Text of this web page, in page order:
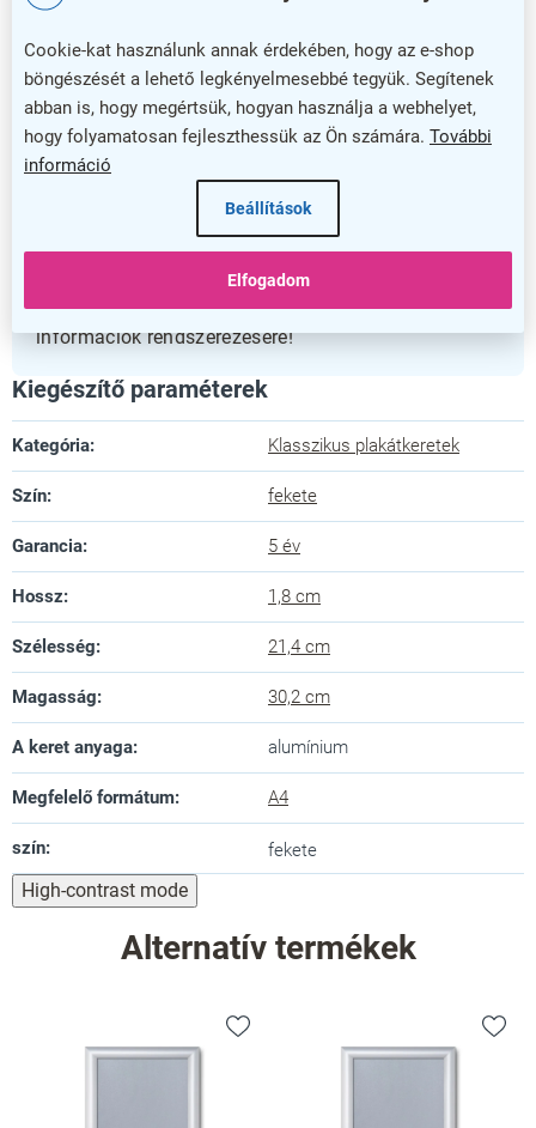
Cookie-kat használunk annak érdekében, hogy az e-shop
böngészését a lehető legkényelmesebbé tegyük. Segítenek
abban is, hogy megértsük, hogyan használja a webhelyet,
hogy folyamatosan fejleszthessük az Ön számára. További
információ
Beállítások
Elfogadom
minimalizálva a sérülésveszélyt.
Megbízható választás hosszú évekre
Az 5 év garancia garantálja, hogy ez a termék
tartósan megbízható társ lesz, amely nemcsak
funkcionális, hanem esztétikus kiegészítője a
helyiségnek. Válassza az Információs rendszert, ha
praktikus és időtálló megoldást keres az
információk rendszerezésére!
Kiegészítő paraméterek
Kategória: Klasszikus plakátkeretek
Szín: fekete
Garancia: 5 év
Hossz: 1,8 cm
Szélesség: 21,4 cm
Magasság: 30,2 cm
A keret anyaga: alumínium
Megfelelő formátum: A4
szín: fekete
High-contrast mode
Alternatív termékek